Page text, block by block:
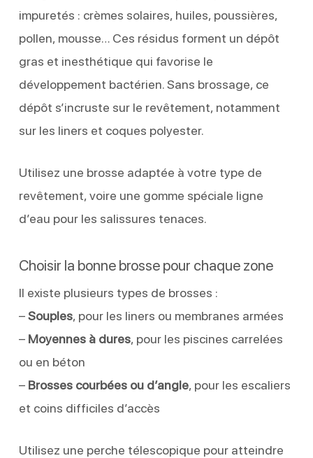
impuretés : crèmes solaires, huiles, poussières,
pollen, mousse… Ces résidus forment un dépôt
gras et inesthétique qui favorise le
développement bactérien. Sans brossage, ce
dépôt s’incruste sur le revêtement, notamment
sur les liners et coques polyester.
Utilisez une brosse adaptée à votre type de
revêtement, voire une gomme spéciale ligne
d’eau pour les salissures tenaces.
Choisir la bonne brosse pour chaque zone
Il existe plusieurs types de brosses :
–Souples, pour les liners ou membranes armées
– Moyennes à dures, pour les piscines carrelées
ou en béton
– Brosses courbées ou d’angle, pour les escaliers
et coins difficiles d’accès
Utilisez une perche télescopique pour atteindre